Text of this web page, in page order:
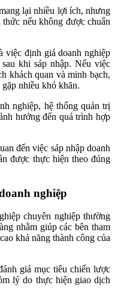
lại nhiều lợi ích, nhưng
nếu không được chuẩn
việc định giá doanh nghiệp
khi sáp nhập. Nếu việc
khách quan và minh bạch,
nhiều khó khăn.
nghiệp, hệ thống quản trị
hưởng đến quá trình hợp
đến việc sáp nhập doanh
được thực hiện theo đúng
nghiệp
chuyên nghiệp thường
nhằm giúp các bên tham
khả năng thành công của
giá mục tiêu chiến lược
lý do thực hiện giao dịch